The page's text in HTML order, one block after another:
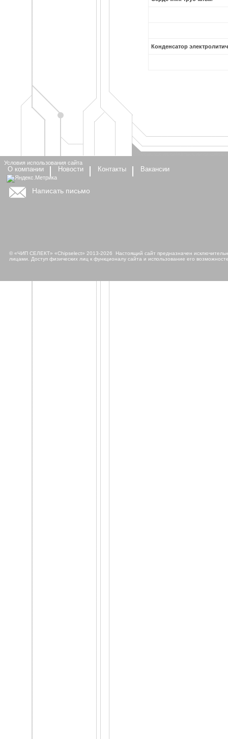
Конденсатор
О компании Новости Контакты Вакансии
Написать письмо
Условия использования сайта
© «ЧИП СЕЛЕКТ» «Chipselect» 2013-2026 Настоящий сайт предназначен
лицами. Доступ физических лиц к функционалу сайта и использование его